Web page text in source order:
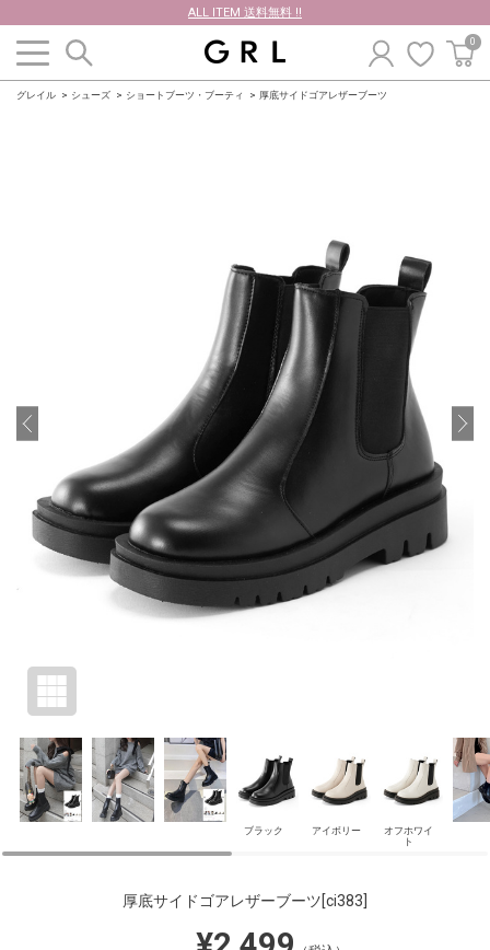
ALL ITEM 送料無料 !!
0
グレイル シューズ ショートブーツ・ブーティ 厚底サイドゴアレザーブーツ
ブラック アイボリー
オフホワイ
ト
厚底サイドゴアレザーブーツ[ci383]